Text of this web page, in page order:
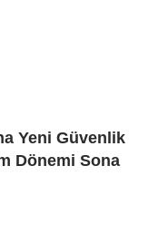
Yeni Güvenlik
Dönemi Sona